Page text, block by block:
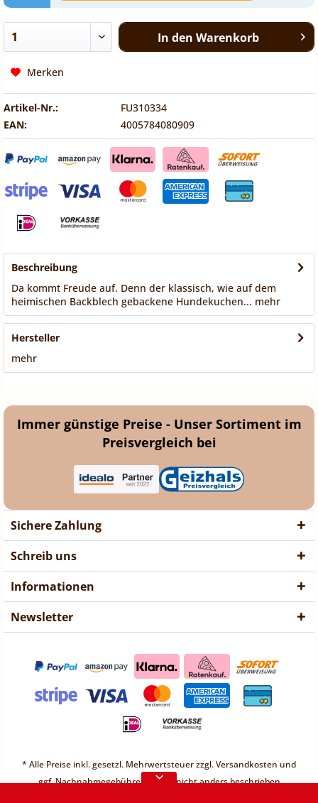
Vorübergehend sind keine
Bestellungen möglich.
In den Warenkorb
Merken
Artikel-Nr.:
FU310334
EAN:
4005784080909
Beschreibung
Da kommt Freude auf. Denn der klassisch, wie auf dem
heimischen Backblech gebackene Hundekuchen... mehr
Hersteller
mehr
Immer günstige Preise - Unser Sortiment im
Preisvergleich bei
Sichere Zahlung
Schreib uns
Informationen
Newsletter
* Alle Preise inkl. gesetzl. Mehrwertsteuer zzgl.Versandkosten und
ggf. Nachnahmegebühren, wenn nicht anders beschrieben